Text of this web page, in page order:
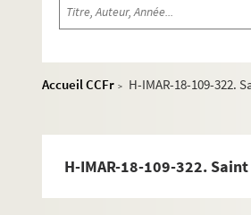
Accueil CCFr >
H-IMAR-18-109-322.
H-IMAR-18-109-322.
H-IMAR-18-69-186. S.
Sainte Victoria et
H-IMAR-18-81-247. La